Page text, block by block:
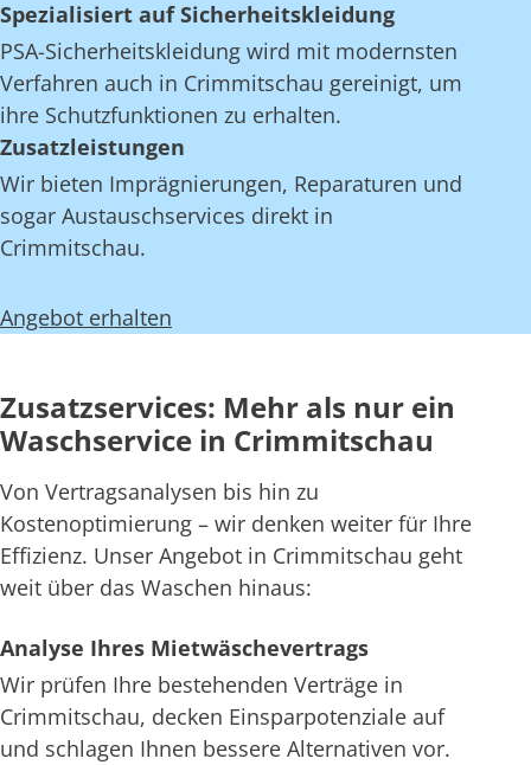
Spezialisiert auf Sicherheitskleidung
PSA-Sicherheitskleidung wird mit modernsten
Verfahren auch in Crimmitschau gereinigt, um
ihre Schutzfunktionen zu erhalten.
Zusatzleistungen
Wir bieten Imprägnierungen, Reparaturen und
sogar Austauschservices direkt in
Crimmitschau.
Angebot erhalten
Zusatzservices: Mehr als nur ein
Waschservice in Crimmitschau
Von Vertragsanalysen bis hin zu
Kostenoptimierung – wir denken weiter für Ihre
Effizienz. Unser Angebot in Crimmitschau geht
weit über das Waschen hinaus:
Analyse Ihres Mietwäschevertrags
Wir prüfen Ihre bestehenden Verträge in
Crimmitschau, decken Einsparpotenziale auf
und schlagen Ihnen bessere Alternativen vor.